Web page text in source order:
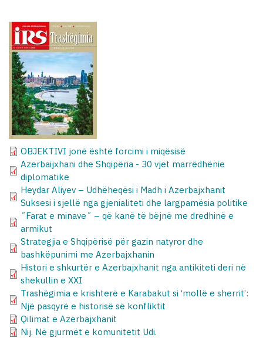
OBJEKTIVI jonë është forcimi i miqësisë
Azerbaijxhani dhe Shqipëria - 30 vjet marrëdhënie
diplomatike
Heydar Aliyev – Udhëheqësi i Madh i Azerbajxhanit
Suksesi i sjellë nga gjenialiteti dhe largpamësia politike
˝Farat e minave˝ – që kanë të bëjnë me dredhinë e
armikut
Strategjia e Shqipërisë për gazin natyror dhe
bashkëpunimi me Azerbajxhanin
Histori e shkurtër e Azerbajxhanit nga antikiteti deri në
shekullin e XXI
Trashëgimia e krishterë e Karabakut si ‘mollë e sherrit’:
Një pasqyrë e historisë së konfliktit
Qilimat e Azerbajxhanit
Nij. Në gjurmët e komunitetit Udi.